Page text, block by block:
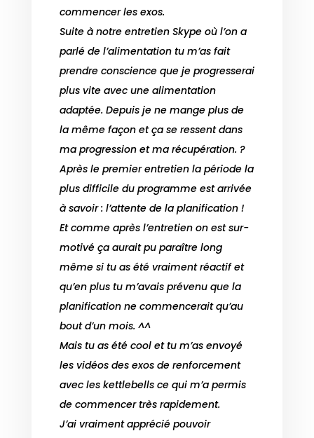
commencer les exos.
Suite à notre entretien Skype où l’on a
parlé de l’alimentation tu m’as fait
prendre conscience que je progresserai
plus vite avec une alimentation
adaptée. Depuis je ne mange plus de
la même façon et ça se ressent dans
ma progression et ma récupération. ?
Après le premier entretien la période la
plus difficile du programme est arrivée
à savoir : l’attente de la planification !
Et comme après l’entretien on est sur-
motivé ça aurait pu paraître long
même si tu as été vraiment réactif et
qu’en plus tu m’avais prévenu que la
planification ne commencerait qu’au
bout d’un mois. ^^
Mais tu as été cool et tu m’as envoyé
les vidéos des exos de renforcement
avec les kettlebells ce qui m’a permis
de commencer très rapidement.
J’ai vraiment apprécié pouvoir